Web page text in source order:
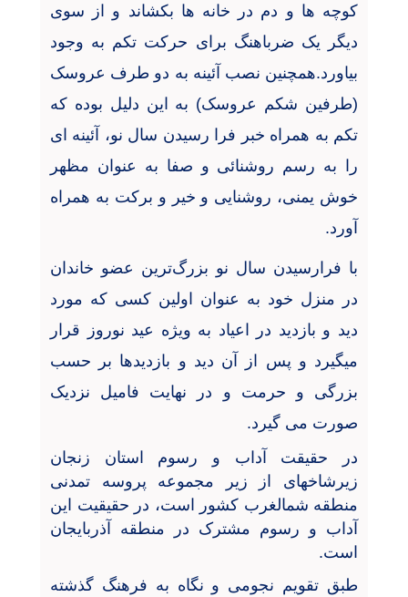
کوچه ها و دم در خانه ها بکشاند و از سوی
دیگر یک ضرباهنگ برای حرکت تکم به وجود
بیاورد.همچنین نصب آئینه به دو طرف عروسک
(طرفین شکم عروسک) به این دلیل بوده که
تکم به همراه خبر فرا رسیدن سال نو، آئینه ای
را به رسم روشنائی و صفا به عنوان مظهر
خوش یمنی، روشنایی و خیر و برکت به همراه
آورد.
با فرارسیدن سال نو بزرگترین عضو خاندان
در منزل خود به عنوان اولین کسی که مورد
دید و بازدید در اعیاد به ویژه عید نوروز قرار
می‏گیرد و پس از آن دید و بازدیدها بر حسب
بزرگی و حرمت و در نهایت فامیل نزدیک
صورت می گیرد.
در حقیقت آداب و رسوم استان زنجان
زیرشاخهای از زیر مجموعه پروسه تمدنی
منطقه شمالغرب کشور است، در حقیقیت این
آداب و رسوم مشترک در منطقه آذربایجان
است.
طبق تقویم نجومی و نگاه به فرهنگ گذشته